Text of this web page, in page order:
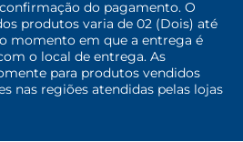
do pagamento. O
produtos varia de 02 (Dois) até
momento em que a entrega é
o local de entrega. As
para produtos vendidos
nas regiões atendidas pelas lojas